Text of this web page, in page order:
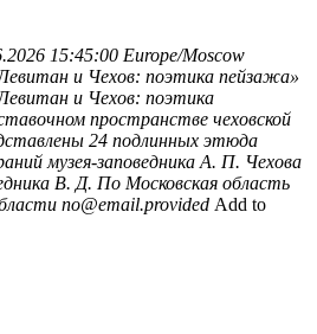
15:45:00 Europe/Moscow
и Чехов: поэтика пейзажа»
и Чехов: поэтика
пространстве чеховской
24 подлинных этюда
музея-заповедника А. П. Чехова
В. Д. По Московская область
no@email.provided Add to